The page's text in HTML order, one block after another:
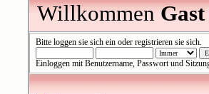
WillkommenGast
Bitte loggen sie sich einoder registrieren sie sich.
Einloggen mit Benutzername, Passwort und